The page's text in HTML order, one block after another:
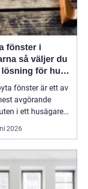
fönster i
väljer du
lösning för hus
klimat
fönster är ett av
avgörande
i ett husägares
med sitt hem.
fönster påverkar
och hur
upplevs både ute
inne. I Dalarna ställs
2026